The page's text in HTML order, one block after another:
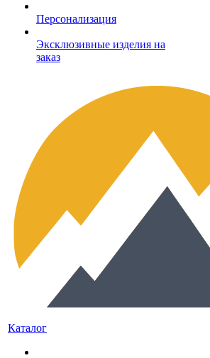
Персонализация
Эксклюзивные изделия на
заказ
Каталог